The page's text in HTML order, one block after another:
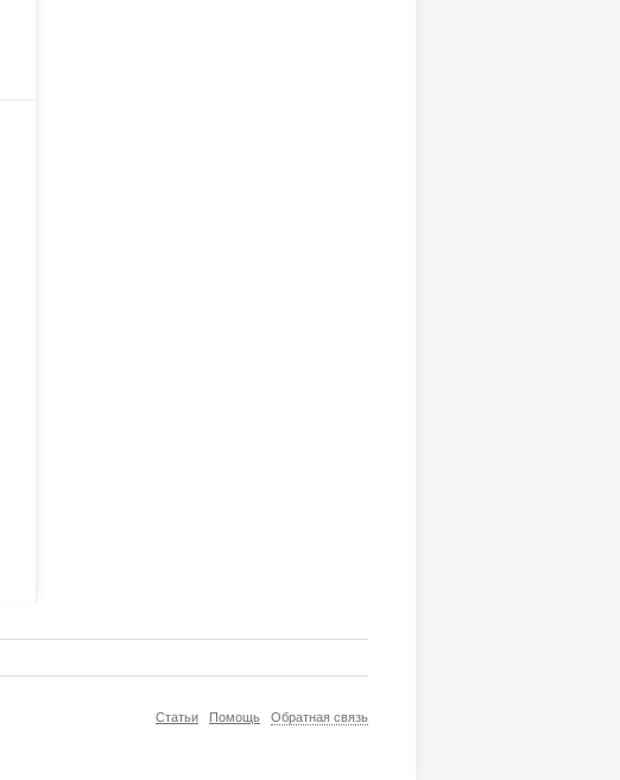
Статьи Помощь Обратная связь